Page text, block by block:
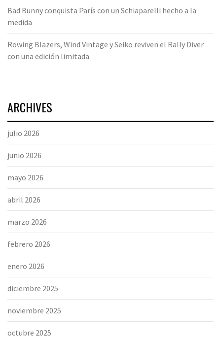
Bad Bunny conquista París con un Schiaparelli hecho a la
medida
Rowing Blazers, Wind Vintage y Seiko reviven el Rally Diver
con una edición limitada
ARCHIVES
julio 2026
junio 2026
mayo 2026
abril 2026
marzo 2026
febrero 2026
enero 2026
diciembre 2025
noviembre 2025
octubre 2025